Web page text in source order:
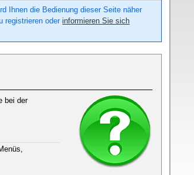
Ihnen die Bedienung dieser Seite näher
registrieren oderinformieren Sie sich
bei der